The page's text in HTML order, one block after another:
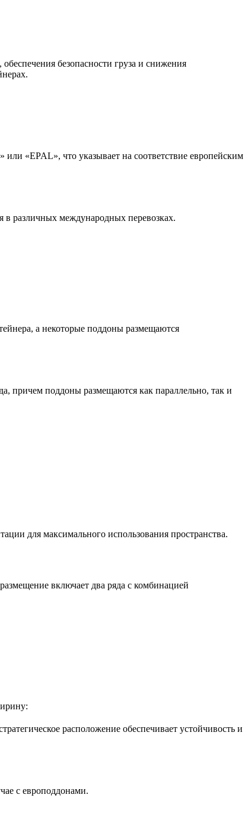
безопасности груза и снижения
«EPAL», что указывает на соответствие европейским
в различных международных перевозках.
а некоторые поддоны размещаются
причем поддоны размещаются как параллельно, так и
для максимального использования пространства.
включает два ряда с комбинацией
расположение обеспечивает устойчивость и
с европоддонами.